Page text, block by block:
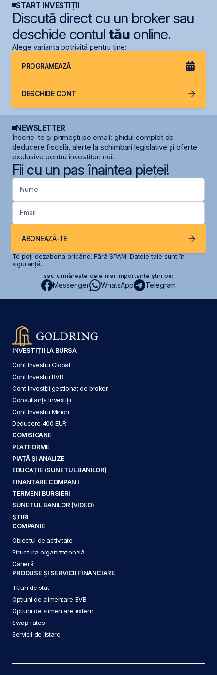
START INVESTIȚII
Discută direct cu un broker sau
deschide contul tăuonline.
Alege varianta potrivită pentru tine:
PROGRAMEAZĂ
DESCHIDE CONT
NEWSLETTER
Înscrie-te și primești pe email: ghidul complet de
deducere fiscală, alerte la schimbari legislative și oferte
exclusive pentru investitori noi.
Fii cu un pas înaintea pieței!
Nume
Email
ABONEAZĂ-TE
Te poți dezabona oricând. Fără SPAM. Datele tale sunt în
siguranță.
sau urmărește cele mai importante știri pe:
Messenger WhatsApp Telegram
INVESTIȚII LA BURSA
Cont Investiții Global
Cont Investiții BVB
Cont Investiții gestionat de broker
Consultanță Investiții
Cont Investiții Minori
Deducere 400 EUR
COMISIOANE
PLATFORME
PIAȚĂ ȘI ANALIZE
EDUCAȚIE (SUNETUL BANILOR)
FINANȚARE COMPANII
TERMENI BURSIERI
SUNETUL BANILOR (VIDEO)
ȘTIRI
COMPANIE
Obiectul de activitate
Structura organizațională
Carieră
PRODUSE ȘI SERVICII FINANCIARE
Titluri de stat
Opțiuni de alimentare BVB
Opțiuni de alimentare extern
Swap rates
Servicii de listare